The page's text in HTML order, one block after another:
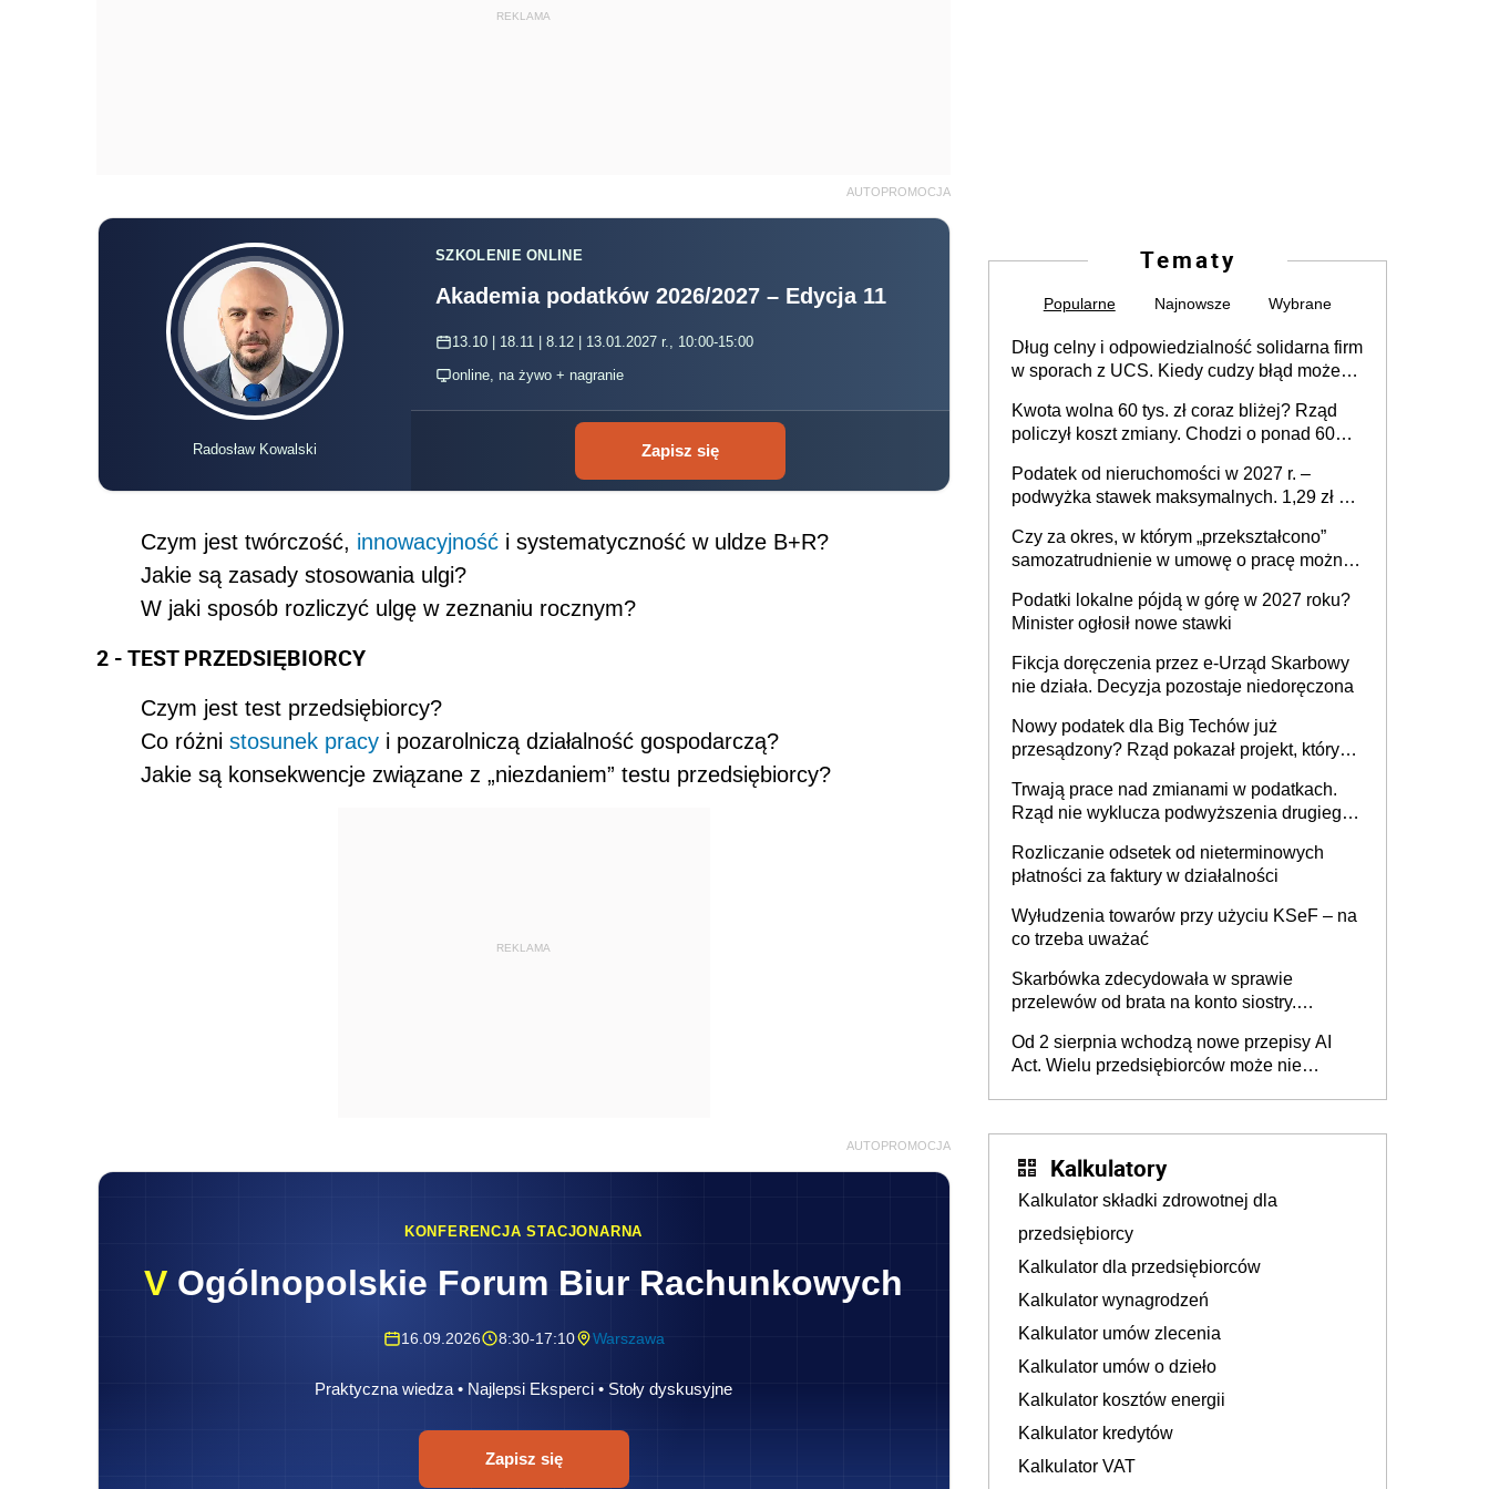
REKLAMA
AUTOPROMOCJA
Radosław Kowalski
SZKOLENIE ONLINE
Akademia podatków 2026/2027 – Edycja 11
13.10 | 18.11 | 8.12 | 13.01.2027 r., 10:00-15:00
online, na żywo + nagranie
Zapisz się
Czym jest twórczość, innowacyjność i systematyczność w uldze B+R?
Jakie są zasady stosowania ulgi?
W jaki sposób rozliczyć ulgę w zeznaniu rocznym?
2 - TEST PRZEDSIĘBIORCY
Czym jest test przedsiębiorcy?
Co różni stosunek pracy i pozarolniczą działalność gospodarczą?
Jakie są konsekwencje związane z „niezdaniem” testu przedsiębiorcy?
REKLAMA
AUTOPROMOCJA
KONFERENCJA STACJONARNA
V Ogólnopolskie Forum Biur Rachunkowych
16.09.2026 8:30-17:10 Warszawa
Praktyczna wiedza • Najlepsi Eksperci • Stoły dyskusyjne
Zapisz się
Tematy
Popularne Najnowsze Wybrane
Dług celny i odpowiedzialność solidarna firm
w sporach z UCS. Kiedy cudzy błąd może
Kwota wolna 60 tys. zł coraz bliżej? Rząd
policzył koszt zmiany. Chodzi o ponad 60
Podatek od nieruchomości w 2027 r. –
podwyżka stawek maksymalnych. 1,29 zł za
budynków i lokali związanych z
prowadzeniem działalności gospodarczej
Czy za okres, w którym „przekształcono”
samozatrudnienie w umowę o pracę można
umowy cywilnoprawnej jedynym
racjonalnym wyjściem
Podatki lokalne pójdą w górę w 2027 roku?
Minister ogłosił nowe stawki
Fikcja doręczenia przez e-Urząd Skarbowy
nie działa. Decyzja pozostaje niedoręczona
Nowy podatek dla Big Techów już
przesądzony? Rząd pokazał projekt, który
Trwają prace nad zmianami w podatkach.
Rząd nie wyklucza podwyższenia drugiego
Rozliczanie odsetek od nieterminowych
płatności za faktury w działalności
Wyłudzenia towarów przy użyciu KSeF – na
co trzeba uważać
Skarbówka zdecydowała w sprawie
przelewów od brata na konto siostry.
darowizna, ale podatku jednak nie będzie
Od 2 sierpnia wchodzą nowe przepisy AI
Act. Wielu przedsiębiorców może nie
Kalkulatory
Kalkulator składki zdrowotnej dla
przedsiębiorcy
Kalkulator dla przedsiębiorców
Kalkulator wynagrodzeń
Kalkulator umów zlecenia
Kalkulator umów o dzieło
Kalkulator kosztów energii
Kalkulator kredytów
Kalkulator VAT